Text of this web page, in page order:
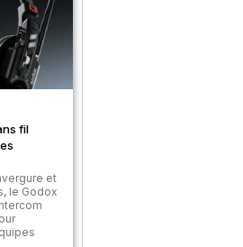
fil
et
le Godox